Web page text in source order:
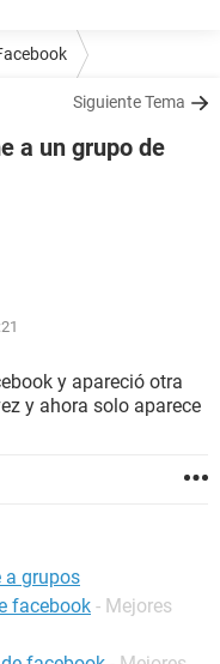
Siguiente Tema
a un grupo de
y apareció otra
y ahora solo aparece
a grupos
facebook - Mejores